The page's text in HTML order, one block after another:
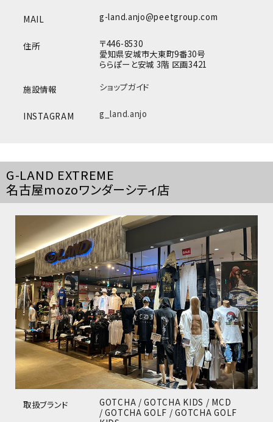
MAIL g-land.anjo@peetgroup.com
住所
〒446-8530
愛知県安城市大東町9番30号
ららぽーと安城 3階 区画3421
施設情報 ショップガイド
INSTAGRAM g_land.anjo
G-LAND EXTREME
名古屋mozoワンダーシティ店
取扱ブランド
GOTCHA / GOTCHA KIDS / MCD
/ GOTCHA GOLF / GOTCHA GOLF